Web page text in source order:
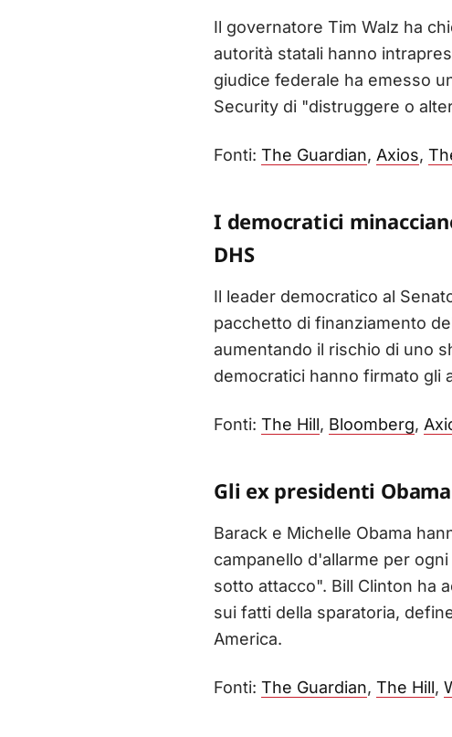
Il governatore Tim Walz ha
autorità statali hanno
giudice federale ha emesso
Security di "distruggere o
Fonti: The Guardian, Axios,
I democratici
DHS
Il leader democratico al
pacchetto di finanziamento
aumentando il rischio di uno
democratici hanno firmato gli
Fonti: The Hill, Bloomberg,
Gli ex presidenti
Barack e Michelle Obama
campanello d'allarme per
sotto attacco". Bill Clinton ha
sui fatti della sparatoria,
America.
Fonti: The Guardian, The Hill,